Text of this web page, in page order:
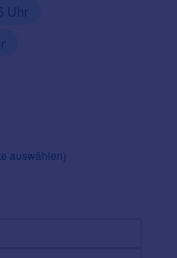
Uhr
auswählen)